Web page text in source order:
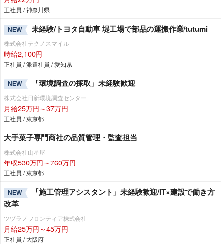
正社員 / 神奈川県
NEW 未経験/トヨタ自動車 堤工場で部品の運搬作業/tutumi
株式会社テクノスマイル
時給2,100円
正社員 / 派遣社員 / 愛知県
NEW 「環境調査の採取」未経験歓迎
株式会社日新環境調査センター
月給25万円～37万円
正社員 / 東京都
大手菓子専門商社の品質管理・監査担当
株式会社山星屋
年収530万円～760万円
正社員 / 東京都
NEW
「施工管理アシスタント」未経験歓迎/IT×建設で働き方
改革
ツヅラノフロンティア株式会社
月給25万円～45万円
正社員 / 大阪府